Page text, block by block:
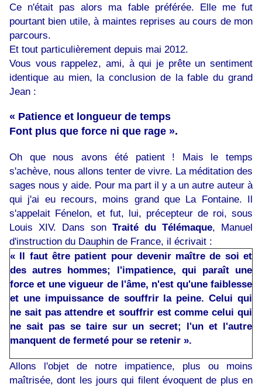
Ce n'était pas alors ma fable préférée. Elle me fut
pourtant bien utile, à maintes reprises au cours de mon
parcours.
Et tout particulièrement depuis mai 2012.
Vous vous rappelez, ami, à qui je prête un sentiment
identique au mien, la conclusion de la fable du grand
Jean :
« Patience et longueur de temps
Font plus que force ni que rage ».
Oh que nous avons été patient ! Mais le temps
s'achève, nous allons tenter de vivre. La méditation des
sages nous y aide. Pour ma part il y a un autre auteur à
qui j'ai eu recours, moins grand que La Fontaine. Il
s'appelait Fénelon, et fut, lui, précepteur de roi, sous
Louis XIV. Dans son Traité du Télémaque, Manuel
d'instruction du Dauphin de France, il écrivait :
« Il faut être patient pour devenir maître de soi et
des autres hommes; l'impatience, qui paraît une
force et une vigueur de l'âme, n'est qu'une faiblesse
et une impuissance de souffrir la peine. Celui qui
ne sait pas attendre et souffrir est comme celui qui
ne sait pas se taire sur un secret; l'un et l'autre
manquent de fermeté pour se retenir ».
Allons l'objet de notre impatience, plus ou moins
maîtrisée, dont les jours qui filent évoquent de plus en